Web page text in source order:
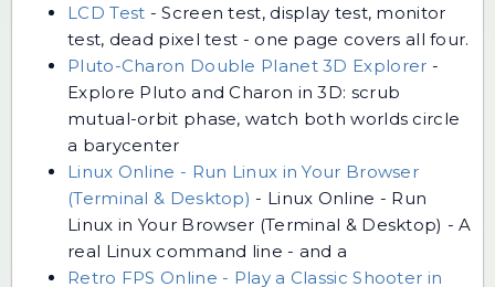
LCD Test -Screen test, display test, monitor
test, dead pixel test - one page covers all four.
Pluto-Charon Double Planet 3D Explorer -
Explore Pluto and Charon in 3D: scrub
mutual-orbit phase, watch both worlds circle
a barycenter
Linux Online - Run Linux in Your Browser
(Terminal & Desktop) - Linux Online - Run
Linux in Your Browser (Terminal & Desktop) - A
real Linux command line - and a
Retro FPS Online - Play a Classic Shooter in